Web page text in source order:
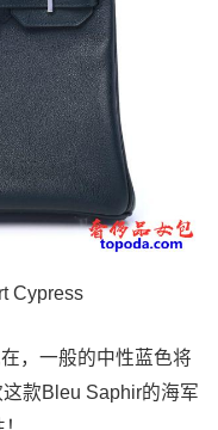
Cypress
，一般的中性蓝色将
款Bleu Saphir的海军